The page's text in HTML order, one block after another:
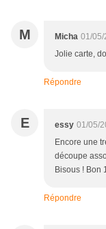
M Micha 01/05/
Jolie carte,
Répondre
E essy 01/05/
Encore une
découpe
Bisous ! Bon
Répondre